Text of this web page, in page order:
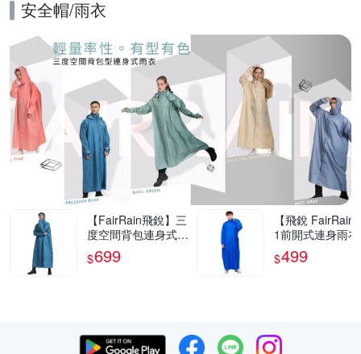
安全帽/雨衣
【FairRain飛銳】三
度空間背包連身式雨
衣
$699
【飛銳 FairRain
1前開式連身雨衣
$499